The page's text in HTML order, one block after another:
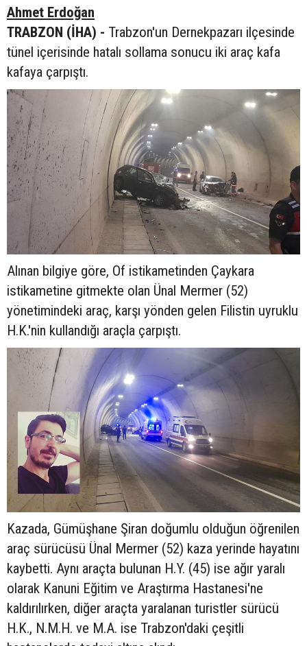
Ahmet Erdoğan
TRABZON (İHA) - Trabzon'un Dernekpazarı ilçesinde
tünel içerisinde hatalı sollama sonucu iki araç kafa
kafaya çarpıştı.
Alınan bilgiye göre, Of istikametinden Çaykara
istikametine gitmekte olan Ünal Mermer (52)
yönetimindeki araç, karşı yönden gelen Filistin uyruklu
H.K.'nin kullandığı araçla çarpıştı.
Kazada, Gümüşhane Şiran doğumlu olduğun öğrenilen
araç sürücüsü Ünal Mermer (52) kaza yerinde hayatını
kaybetti. Aynı araçta bulunan H.Y. (45) ise ağır yaralı
olarak Kanuni Eğitim ve Araştırma Hastanesi'ne
kaldırılırken, diğer araçta yaralanan turistler sürücü
H.K., N.M.H. ve M.A. ise Trabzon'daki çeşitli